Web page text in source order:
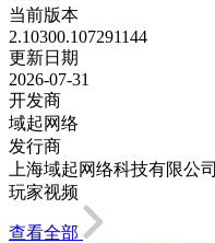
当前版本
2.10300.107291144
更新日期
2026-07-31
开发商
域起网络
发行商
上海域起网络科技有限公司
玩家视频
查看全部